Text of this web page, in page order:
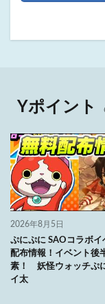
Yポイント
2026年8月5日
ぷにぷに SAOコラボイ
配布情報！イベント後
素！ 妖怪ウォッチぷ
イ太